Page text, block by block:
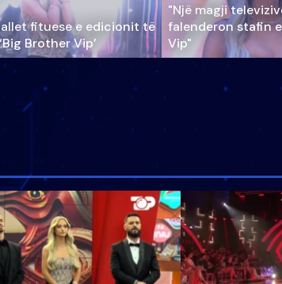
fituese e edicionit të
Brother Vip’
"Një magji
falenderon stafin
Vip"